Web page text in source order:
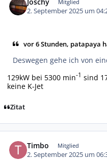
Mitglied
2. September 2025 um
vor 6 Stunden, patapaya
Deswegen gehe ich von
129kW bei 5300 min-1 sind
keine K-Jet
Zitat
Timbo Mitglied
2. September 2025 um